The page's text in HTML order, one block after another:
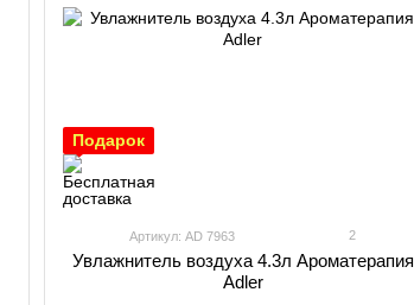
Подарок
Артикул: AD 7963 2
Увлажнитель воздуха 4.3л Ароматерапия
Adler